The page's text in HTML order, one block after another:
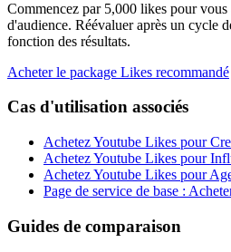
Commencez par 5,000 likes pour vous
d'audience. Réévaluer après un cycle
fonction des résultats.
Acheter le package Likes recommandé
Cas d'utilisation associés
Achetez Youtube Likes pour
Achetez Youtube Likes pour
Achetez Youtube Likes pour
Page de service de base :
Guides de comparaison